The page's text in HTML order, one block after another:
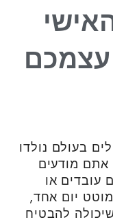
עצמכם
בעולם נולדו
מודעים
עובדים או
יום אחד,
להבטיח